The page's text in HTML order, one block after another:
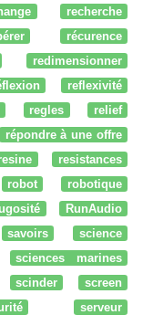
recherche
récurence
redimensionner
reflexivité
regles
relief
répondre à une offre
resistances
robot
robotique
RunAudio
savoirs
science
sciences marines
scinder
screen
serveur